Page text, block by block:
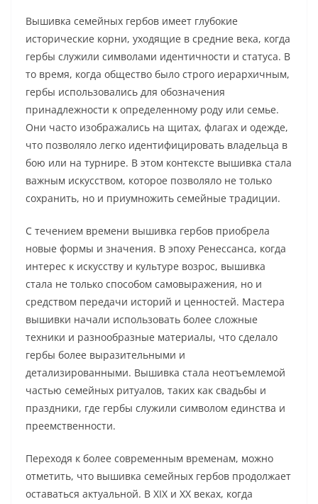
Вышивка семейных гербов имеет глубокие
исторические корни, уходящие в средние века, когда
гербы служили символами идентичности и статуса. В
то время, когда общество было строго иерархичным,
гербы использовались для обозначения
принадлежности к определенному роду или семье.
Они часто изображались на щитах, флагах и одежде,
что позволяло легко идентифицировать владельца в
бою или на турнире. В этом контексте вышивка стала
важным искусством, которое позволяло не только
сохранить, но и приумножить семейные традиции.
С течением времени вышивка гербов приобрела
новые формы и значения. В эпоху Ренессанса, когда
интерес к искусству и культуре возрос, вышивка
стала не только способом самовыражения, но и
средством передачи историй и ценностей. Мастера
вышивки начали использовать более сложные
техники и разнообразные материалы, что сделало
гербы более выразительными и
детализированными. Вышивка стала неотъемлемой
частью семейных ритуалов, таких как свадьбы и
праздники, где гербы служили символом единства и
преемственности.
Переходя к более современным временам, можно
отметить, что вышивка семейных гербов продолжает
оставаться актуальной. В XIX и XX веках, когда